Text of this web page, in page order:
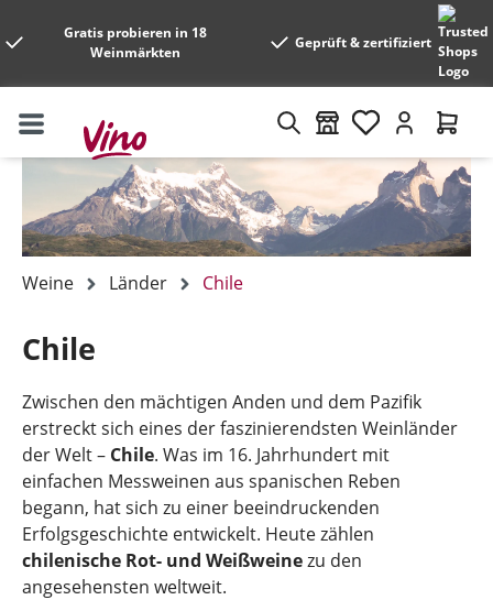
Gratis probieren in 18
Weinmärkten
Geprüft & zertifiziert
Weine Länder Chile
Chile
Zwischen den mächtigen Anden und dem Pazifik
erstreckt sich eines der faszinierendsten Weinländer
der Welt – Chile. Was im 16. Jahrhundert mit
einfachen Messweinen aus spanischen Reben
begann, hat sich zu einer beeindruckenden
Erfolgsgeschichte entwickelt. Heute zählen
chilenische Rot- und Weißweinezu den
angesehensten weltweit.